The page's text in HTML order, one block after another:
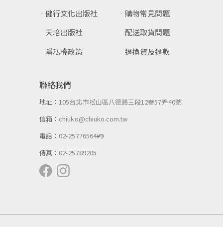
健行文化出版社
天培出版社
隱私權政策
購物常見問題
配送取貨問題
退換貨及退款
聯絡我們
地址：105台北市松山區八德路三段12巷57弄40號
信箱： chiuko@chiuko.com.tw
電話： 02-25776564#9
傳真： 02-25789205